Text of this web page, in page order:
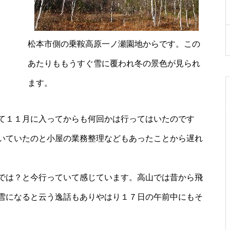
白いライチョウを見る
御来光は
松本市側の乗鞍高原一ノ瀬園地からです。この
あたりももうすぐ雪に覆われ冬の景色が見られ
ます。
１月に入ってからも何回かは行ってはいたのです
いたのと小屋の業務整理などもあったことから遅れ
？と今行っていて感じています。高山では昔から飛
なると云う逸話もありやはり１７日の午前中にもそ